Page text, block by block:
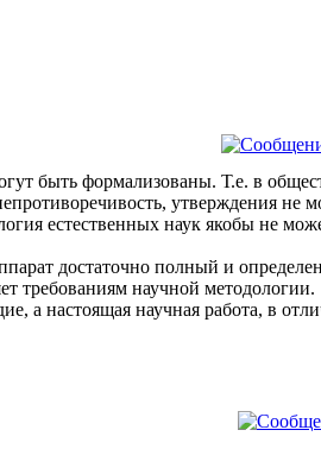
быть формализованы. Т.е. в
утверждения не
естественных наук якобы не
достаточно полный и
требованиям научной методологии.
а настоящая научная работа, в